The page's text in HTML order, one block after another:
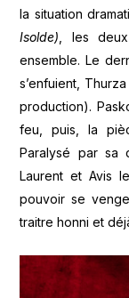
la situation
Isolde) , les
ensemble. Le
s’enfuient,
production).
feu, puis, la
Paralysé par sa
Laurent et Avis
pouvoir se
traitre honni et